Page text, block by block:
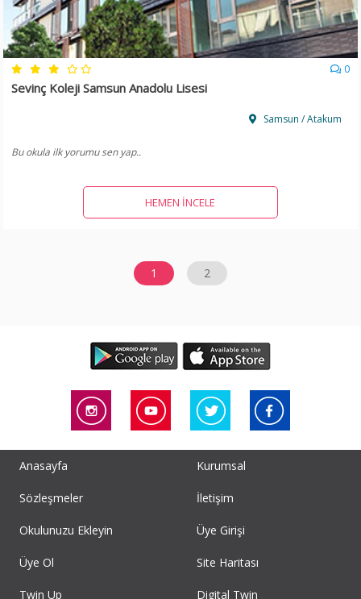
0
Sevinç Koleji Samsun Anadolu Lisesi
Samsun / Atakum
Bu okula ilk yorumu sen yap..
HEMEN İNCELE
1 2
Anasayfa Kurumsal
Sözleşmeler İletişim
Okulunuzu Ekleyin Üye Girişi
Üye Ol Site Haritası
Twin Up Digital Twin